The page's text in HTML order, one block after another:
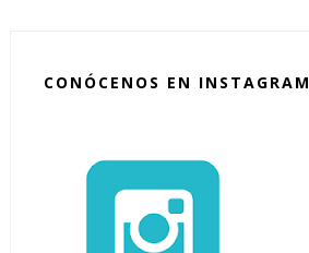
CONÓCENOS EN INSTAGRAM